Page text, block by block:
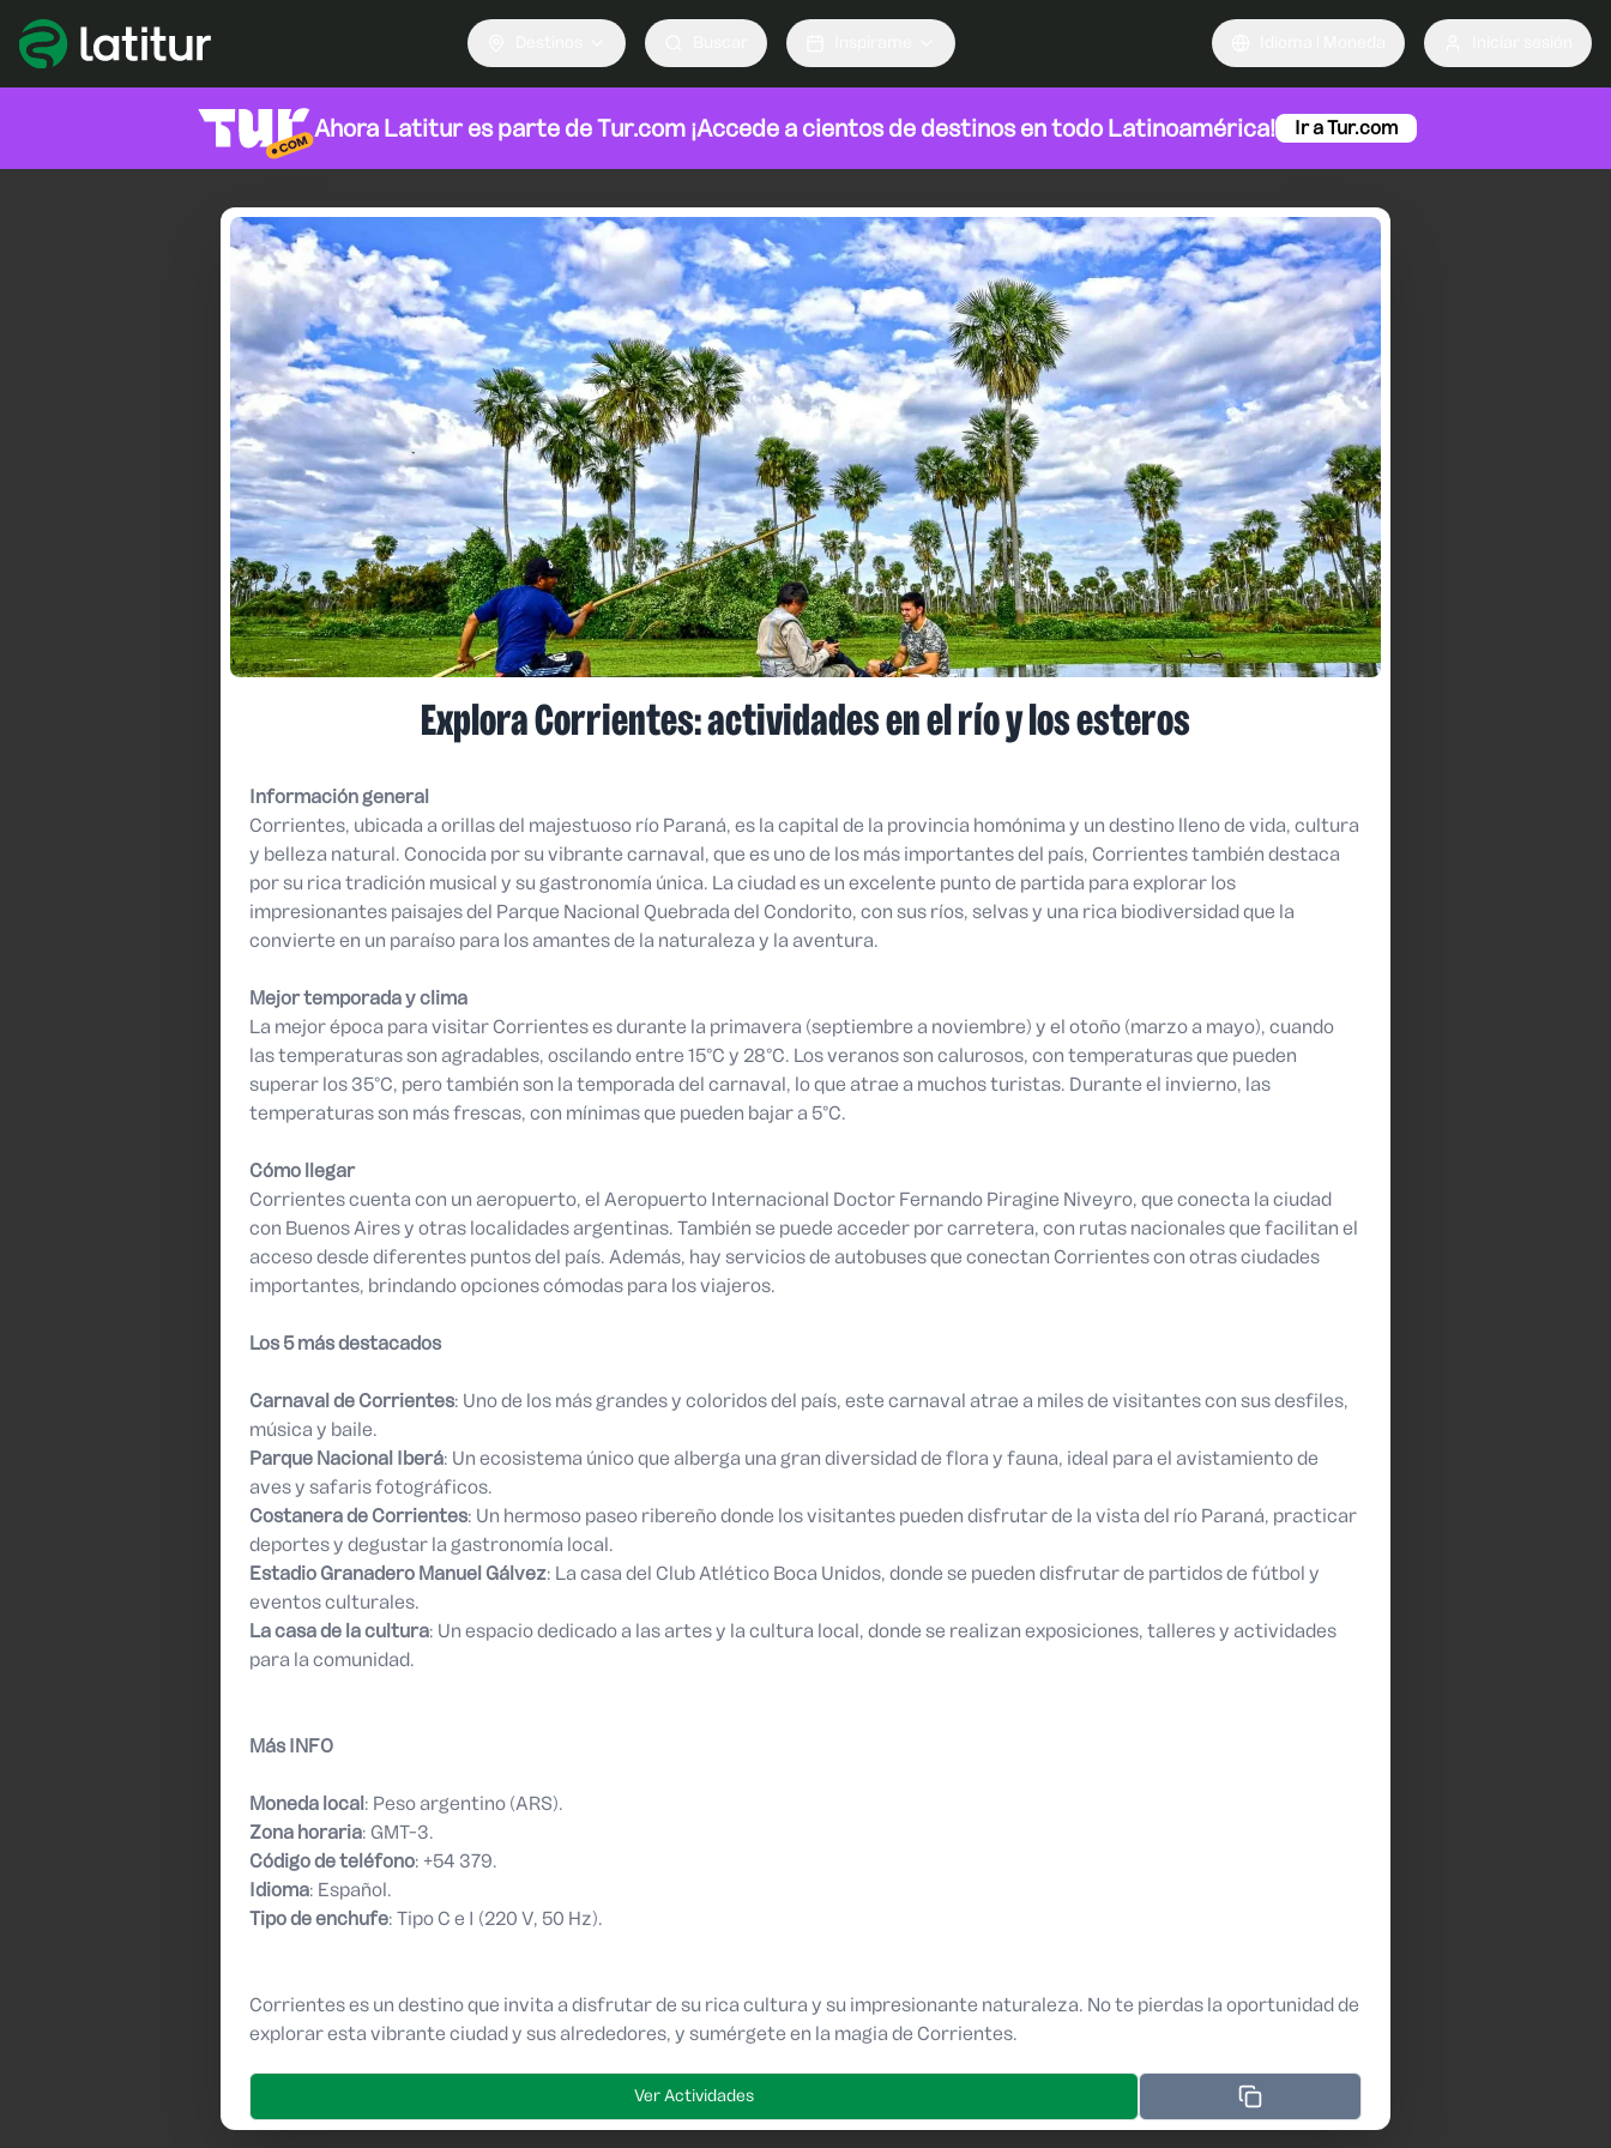
Ahora Latitur es parte deTur.com ¡Accede a cientos de destinos en todo Latinoamérica! Ir a Tur.com
Explora Corrientes: actividades en el río y los esteros
Información general
Corrientes, ubicada a orillas del majestuoso río Paraná, es la capital de la provincia homónima y un destino lleno de vida, cultura
y belleza natural. Conocida por su vibrante carnaval, que es uno de los más importantes del país, Corrientes también destaca
por su rica tradición musical y su gastronomía única. La ciudad es un excelente punto de partida para explorar los
impresionantes paisajes del Parque Nacional Quebrada del Condorito, con sus ríos, selvas y una rica biodiversidad que la
convierte en un paraíso para los amantes de la naturaleza y la aventura.
Mejor temporada y clima
La mejor época para visitar Corrientes es durante la primavera (septiembre a noviembre) y el otoño (marzo a mayo), cuando
las temperaturas son agradables, oscilando entre 15°C y 28°C. Los veranos son calurosos, con temperaturas que pueden
superar los 35°C, pero también son la temporada del carnaval, lo que atrae a muchos turistas. Durante el invierno, las
temperaturas son más frescas, con mínimas que pueden bajar a 5°C.
Cómo llegar
Corrientes cuenta con un aeropuerto, el Aeropuerto Internacional Doctor Fernando Piragine Niveyro, que conecta la ciudad
con Buenos Aires y otras localidades argentinas. También se puede acceder por carretera, con rutas nacionales que facilitan el
acceso desde diferentes puntos del país. Además, hay servicios de autobuses que conectan Corrientes con otras ciudades
importantes, brindando opciones cómodas para los viajeros.
Los 5 más destacados
Carnaval de Corrientes: Uno de los más grandes y coloridos del país, este carnaval atrae a miles de visitantes con sus desfiles,
música y baile.
Parque Nacional Iberá: Un ecosistema único que alberga una gran diversidad de flora y fauna, ideal para el avistamiento de
aves y safaris fotográficos.
Costanera de Corrientes: Un hermoso paseo ribereño donde los visitantes pueden disfrutar de la vista del río Paraná, practicar
deportes y degustar la gastronomía local.
Estadio Granadero Manuel Gálvez: La casa del Club Atlético Boca Unidos, donde se pueden disfrutar de partidos de fútbol y
eventos culturales.
La casa de la cultura: Un espacio dedicado a las artes y la cultura local, donde se realizan exposiciones, talleres y actividades
para la comunidad.
Más INFO
Moneda local : Peso argentino (ARS).
Zona horaria: GMT-3.
Código de teléfono: +54 379.
Idioma: Español.
Tipo de enchufe: Tipo C e I (220 V, 50 Hz).
Corrientes es un destino que invita a disfrutar de su rica cultura y su impresionante naturaleza. No te pierdas la oportunidad de
explorar esta vibrante ciudad y sus alrededores, y sumérgete en la magia de Corrientes.
Ver Actividades